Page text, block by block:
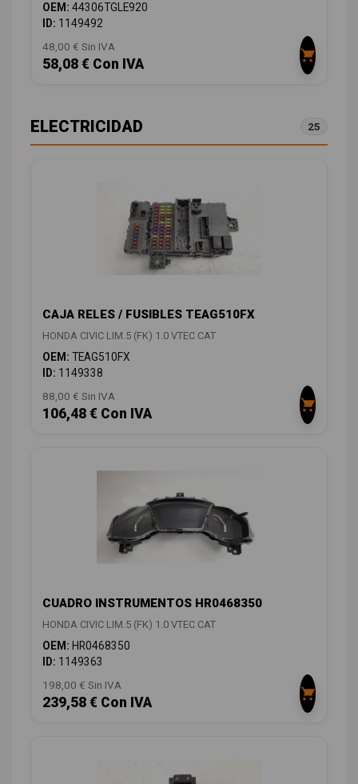
OEM: 44306TGLE920
ID: 1149492
48,00 € Sin IVA
58,08 € Con IVA
ELECTRICIDAD 25
CAJA RELES / FUSIBLES TEAG510FX
HONDA CIVIC LIM.5 (FK) 1.0 VTEC CAT
OEM: TEAG510FX
ID: 1149338
88,00 € Sin IVA
106,48 € Con IVA
CUADRO INSTRUMENTOS HR0468350
HONDA CIVIC LIM.5 (FK) 1.0 VTEC CAT
OEM: HR0468350
ID: 1149363
198,00 € Sin IVA
239,58 € Con IVA